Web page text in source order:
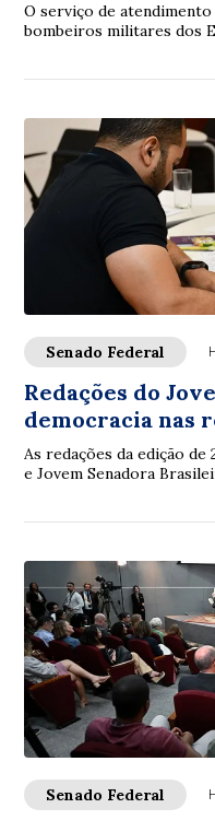
O serviço de
bombeiros militares dos
Senado Federal
Redações do
democracia nas
As redações da edição
e Jovem Senadora
Senado Federal